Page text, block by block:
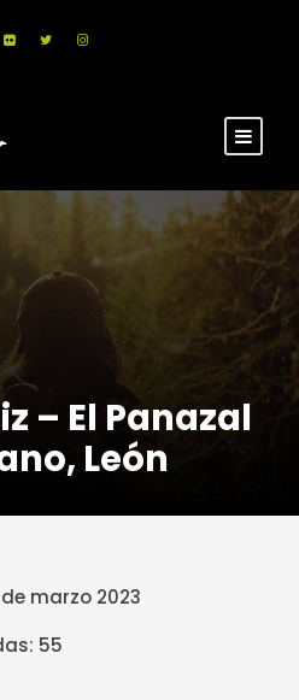
– El Panazal
León
marzo 2023
55